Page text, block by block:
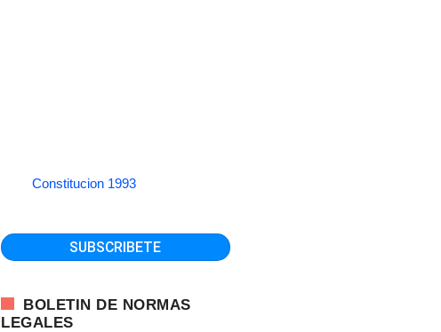
Constitucion 1993
BOLETIN DE NORMAS
LEGALES